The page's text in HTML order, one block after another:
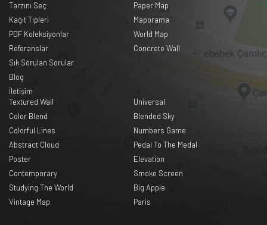
Tarzını Seç
Kağıt Tipleri
PDF Koleksiyonlar
Referanslar
Sık Sorulan Sorular
Blog
İletişim
Paper Map
Maporama
World Map
Concrete Wall
Textured Wall
Color Blend
Colorful Lines
Abstract Cloud
Poster
Contemporary
Studying The World
Vintage Map
Universal
Blended Sky
Numbers Game
Pedal To The Medal
Elevation
Smoke Screen
Big Apple
Paris